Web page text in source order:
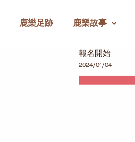
鹿樂足跡 鹿樂故事
報名開始
2024/01/04